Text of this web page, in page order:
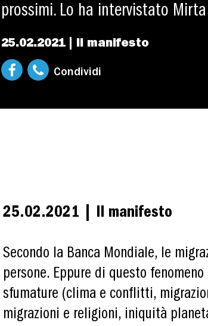
prossimi. Lo ha intervistato
25.02.2021 | Il manifesto
Condividi
25.02.2021 | Il manifesto
Secondo la Banca Mondiale, le
persone. Eppure di questo
sfumature (clima e conflitti,
migrazioni e religioni, iniquità